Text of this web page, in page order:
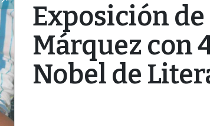
Exposición
Márquez con
Nobel de